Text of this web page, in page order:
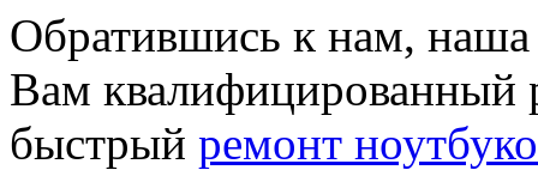
Обратившись к нам,
Вам квалифицированный
быстрый ремонт